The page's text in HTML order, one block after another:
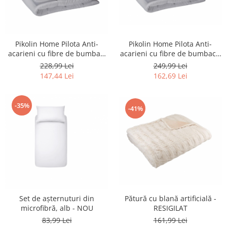
Igiena si ingrijire
Jucarii si Jocuri
Petshop
Acvaristica
Igiena animale de companie
Mobila si transport animale de
companie
Componente PC
Consumabile
Pikolin Home Pilota Anti-
acarieni cu fibre de bumbac,
alb - NOU
228,99 Lei
147,44 Lei
Pikolin Home Pilota Anti-
acarieni cu fibre de bumbac -
NOU
249,99 Lei
162,69 Lei
-35%
Set de așternuturi din
microfibră, alb - NOU
83,99 Lei
-41%
Pătură cu blană artificială -
RESIGILAT
161,99 Lei